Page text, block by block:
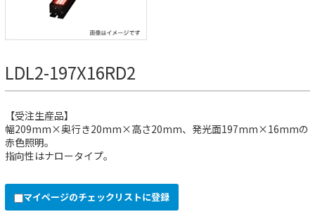
LDL2-197X16RD2
【受注生産品】
幅209mm×奥行き20mm×高さ20mm、発光面197mm×16mmの
赤色照明。
指向性はナロータイプ。
マイページのチェックリストに登録